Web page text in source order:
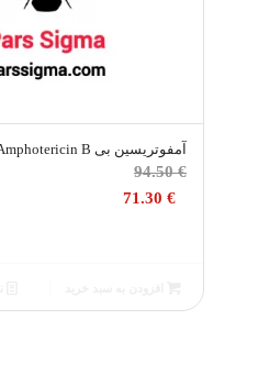
آمفوتریسین بی A9528 – Amphotericin B
94.50€
قیمت
اصلی71.30 €
71.30 €